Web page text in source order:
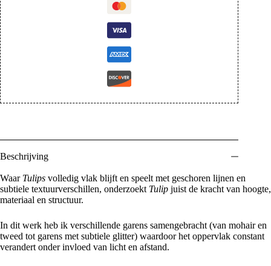
Beschrijving
Waar Tulips volledig vlak blijft en speelt met geschoren lijnen en
subtiele textuurverschillen, onderzoekt Tulip juist de kracht van hoogte,
materiaal en structuur.
In dit werk heb ik verschillende garens samengebracht (van mohair en
tweed tot garens met subtiele glitter) waardoor het oppervlak constant
verandert onder invloed van licht en afstand.